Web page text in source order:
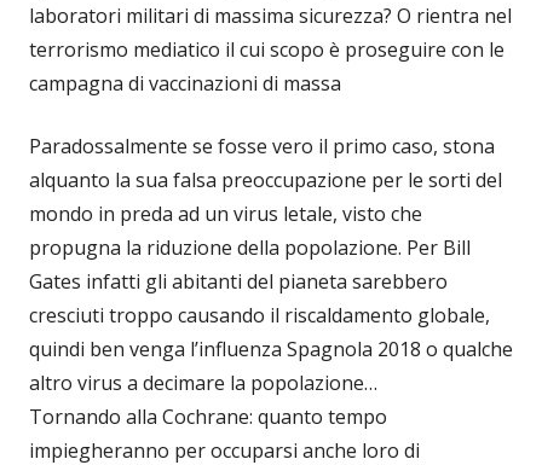
laboratori militari di massima sicurezza? O rientra nel
terrorismo mediatico il cui scopo è proseguire con le
campagna di vaccinazioni di massa
Paradossalmente se fosse vero il primo caso, stona
alquanto la sua falsa preoccupazione per le sorti del
mondo in preda ad un virus letale, visto che
propugna la riduzione della popolazione. Per Bill
Gates infatti gli abitanti del pianeta sarebbero
cresciuti troppo causando il riscaldamento globale,
quindi ben venga l’influenza Spagnola 2018 o qualche
altro virus a decimare la popolazione…
Tornando alla Cochrane: quanto tempo
impiegheranno per occuparsi anche loro di